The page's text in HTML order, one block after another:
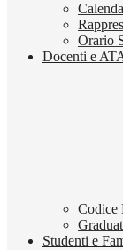
Orario
Docenti e
Codice
Studenti e